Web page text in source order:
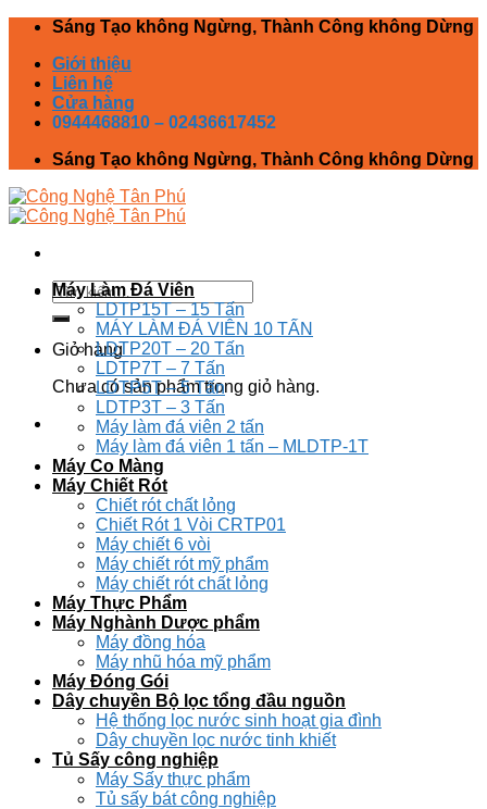
Skip
content
Sáng Tạo không Ngừng, Thành Công không Dừng
Giới thiệu
Liên hệ
Cửa hàng
0944468810 – 02436617452
Sáng Tạo không Ngừng, Thành Công không Dừng
Tìm
kiếm:
Giỏ hàng
Chưa có sản phẩm trong giỏ hàng.
Máy Làm Đá Viên
LDTP15T – 15 Tấn
MÁY LÀM ĐÁ VIÊN 10 TẤN
LDTP20T – 20 Tấn
LDTP7T – 7 Tấn
LDTP5T – 5 Tấn
LDTP3T – 3 Tấn
Máy làm đá viên 2 tấn
Máy làm đá viên 1 tấn – MLDTP-1T
Máy Co Màng
Máy Chiết Rót
Chiết rót chất lỏng
Chiết Rót 1 Vòi CRTP01
Máy chiết 6 vòi
Máy chiết rót mỹ phẩm
Máy chiết rót chất lỏng
Máy Thực Phẩm
Máy Nghành Dược phẩm
Máy đồng hóa
Máy nhũ hóa mỹ phẩm
Máy Đóng Gói
Dây chuyền Bộ lọc tổng đầu nguồn
Hệ thống lọc nước sinh hoạt gia đình
Dây chuyền lọc nước tinh khiết
Tủ Sấy công nghiệp
Máy Sấy thực phẩm
Tủ sấy bát công nghiệp